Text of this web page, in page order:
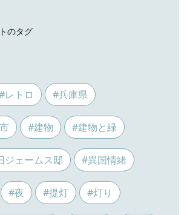
のタグ
レトロ #兵庫県
#建物 #建物と緑
ジェームス邸 #異国情緒
#夜 #提灯 #灯り